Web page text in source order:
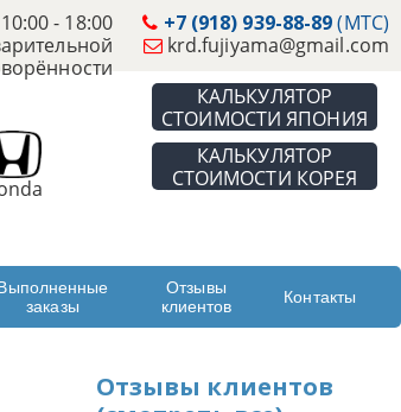
+7 (918) 939-88-89(МТС)
krd.fujiyama@gmail.com
- 18:00
КАЛЬКУЛЯТОР
СТОИМОСТИ ЯПОНИЯ
КАЛЬКУЛЯТОР
СТОИМОСТИ КОРЕЯ
заказы
Отзывы
клиентов
Контакты
Отзывы клиентов